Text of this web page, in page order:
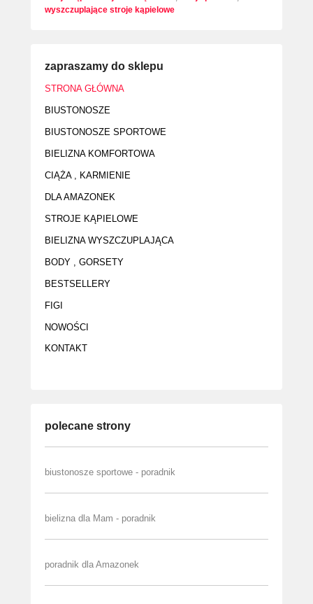
wyszczuplające stroje kąpielowe
zapraszamy do sklepu
STRONA GŁÓWNA
BIUSTONOSZE
BIUSTONOSZE SPORTOWE
BIELIZNA KOMFORTOWA
CIĄŻA , KARMIENIE
DLA AMAZONEK
STROJE KĄPIELOWE
BIELIZNA WYSZCZUPLAJĄCA
BODY , GORSETY
BESTSELLERY
FIGI
NOWOŚCI
KONTAKT
polecane strony
biustonosze sportowe - poradnik
bielizna dla Mam - poradnik
poradnik dla Amazonek